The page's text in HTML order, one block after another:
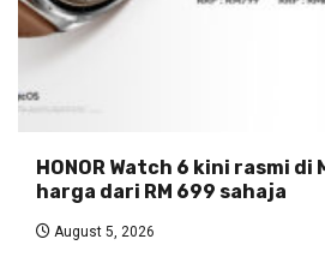
HONOR Watch 6 kini rasmi di
harga dari RM 699 sahaja
August 5, 2026